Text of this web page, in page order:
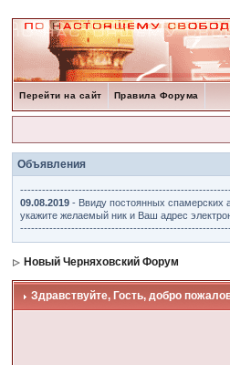
Перейти на сайт Правила Форума
Объявления
09.08.2019 - Ввиду постоянных спамерских
укажите желаемый ник и Ваш адрес
Новый Черняховский Форум
Здравствуйте, Гость, добро